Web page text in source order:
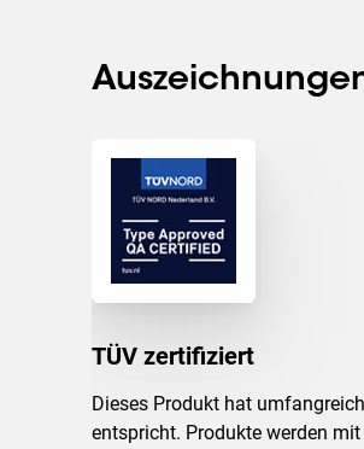
TÜV zertifiziert
Dieses Produkt hat
entspricht. Produkte werden